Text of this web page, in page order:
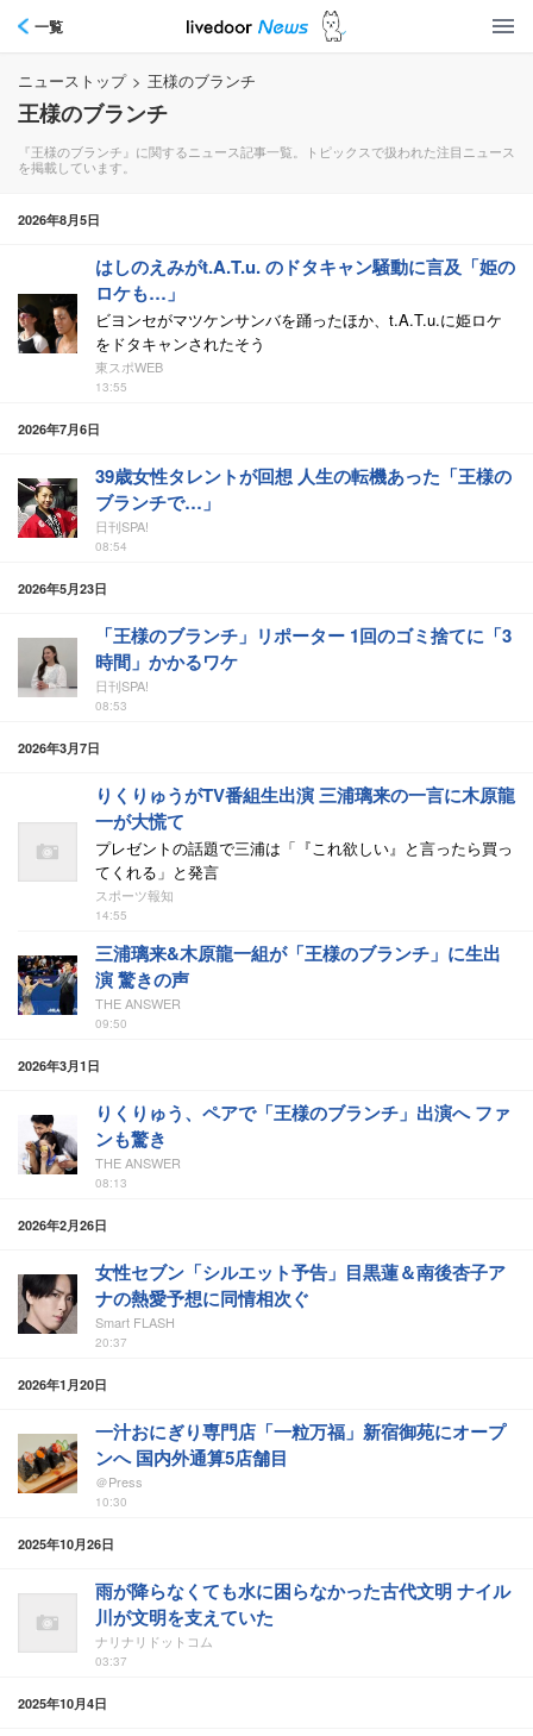
一覧
ニューストップ > 王様のブランチ
王様のブランチ
『王様のブランチ』に関するニュース記事一覧。トピックスで扱われた注目ニュース
を掲載しています。
2026年8月5日
はしのえみがt.A.T.u. のドタキャン騒動に言及「姫の
ロケも…」
ビヨンセがマツケンサンバを踊ったほか、t.A.T.u.に姫ロケ
をドタキャンされたそう
東スポWEB
13:55
2026年7月6日
39歳女性タレントが回想 人生の転機あった「王様の
ブランチで…」
日刊SPA!
08:54
2026年5月23日
「王様のブランチ」リポーター 1回のゴミ捨てに「3
時間」かかるワケ
日刊SPA!
08:53
2026年3月7日
りくりゅうがTV番組生出演 三浦璃来の一言に木原龍
一が大慌て
プレゼントの話題で三浦は「『これ欲しい』と言ったら買っ
てくれる」と発言
スポーツ報知
14:55
三浦璃来&木原龍一組が「王様のブランチ」に生出
演 驚きの声
THE ANSWER
09:50
2026年3月1日
りくりゅう、ペアで「王様のブランチ」出演へ ファ
ンも驚き
THE ANSWER
08:13
2026年2月26日
女性セブン「シルエット予告」目黒蓮＆南後杏子ア
ナの熱愛予想に同情相次ぐ
Smart FLASH
20:37
2026年1月20日
一汁おにぎり専門店「一粒万福」新宿御苑にオープ
ンへ 国内外通算5店舗目
＠Press
10:30
2025年10月26日
雨が降らなくても水に困らなかった古代文明 ナイル
川が文明を支えていた
ナリナリドットコム
03:37
2025年10月4日